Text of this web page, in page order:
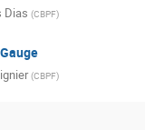
Dias (CBPF)
(CBPF)